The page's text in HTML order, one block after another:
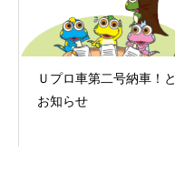
Ｕプロ車第二号納車！と
お知らせ